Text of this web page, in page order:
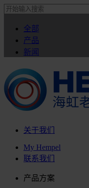
全部
产品
新闻
关于我们
My Hempel
联系我们
产品方案